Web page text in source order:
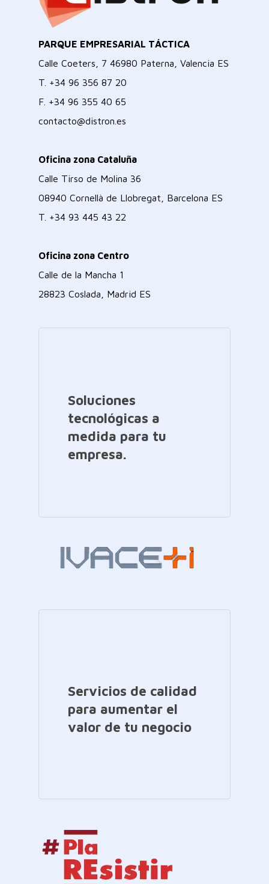
PARQUE EMPRESARIAL TÁCTICA
Calle Coeters, 7 46980 Paterna, Valencia ES
T. +34 96 356 87 20
F. +34 96 355 40 65
contacto@distron.es
Oficina zona Cataluña
Calle Tirso de Molina 36
08940 Cornellà de Llobregat, Barcelona ES
T. +34 93 445 43 22
Oficina zona Centro
Calle de la Mancha 1
28823 Coslada, Madrid ES
Soluciones
tecnológicas a
medida para tu
empresa.
Servicios de calidad
para aumentar el
valor de tu negocio